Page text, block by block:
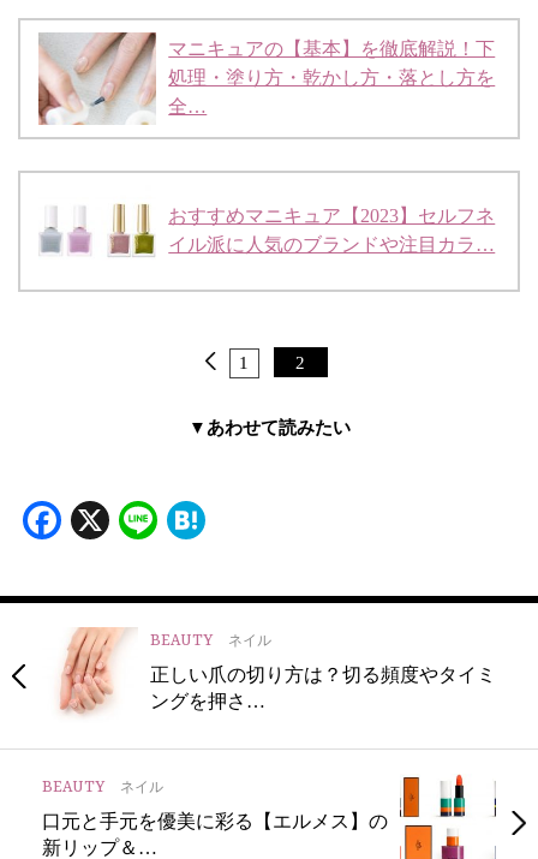
マニキュアの【基本】を徹底解説！下
処理・塗り方・乾かし方・落とし方を
全…
おすすめマニキュア【2023】セルフネ
イル派に人気のブランドや注目カラ…
1 2
▼あわせて読みたい
Facebook
X Line
BEAUTY ネイル
正しい爪の切り方は？切る頻度やタイミ
ングを押さ…
BEAUTY ネイル
口元と手元を優美に彩る【エルメス】の
新リップ＆…